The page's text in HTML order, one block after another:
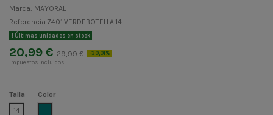
Marca: MAYORAL
Referencia 7401.VERDEBOTELLA.14
Últimas unidades en stock
20,99 € 29,99 € -30,01%
Impuestos incluidos
Talla
14
Color